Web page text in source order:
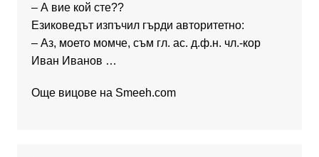
– А вие кой сте??
Езиковедът изпъчил гърди авторитетно:
– Аз, моето момче, съм гл. ас. д.ф.н. чл.-кор
Иван Иванов …
Още вицове на Smeeh.com